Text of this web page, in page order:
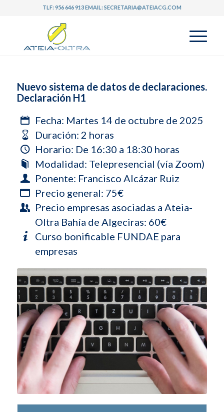
TLF:956 646 913EMAIL:SECRETARIA@ATEIACG.COM
Nuevo sistema de datos de declaraciones.
Declaración H1
Fecha: Martes 14 de octubre de 2025
Duración: 2 horas
Horario: De 16:30 a 18:30 horas
Modalidad: Telepresencial (vía Zoom)
Ponente: Francisco Alcázar Ruiz
Precio general: 75€
Precio empresas asociadas a Ateia-
Oltra Bahía de Algeciras: 60€
Curso bonificable FUNDAE para
empresas